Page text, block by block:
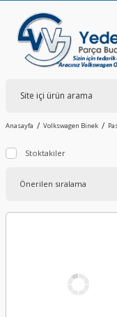
Anasayfa Volkswagen Binek
Stoktakiler